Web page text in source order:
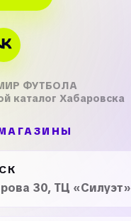
ФУТБОЛА
каталог Хабаровска
30, ТЦ «Силуэт»